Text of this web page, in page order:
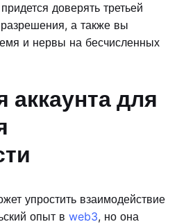
доверять третьей
а также вы
и нервы на бесчисленных
аккаунта для
упростить взаимодействие
опыт в web3, но она